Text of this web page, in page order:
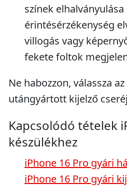
színek elhalványulása
érintésérzékenység
villogás vagy
fekete foltok
Ne habozzon, válassza
utángyártott kijelző
Kapcsolódó tételek
készülékhez
iPhone 16 Pro gyári
iPhone 16 Pro gyári